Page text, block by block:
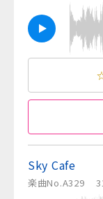
Sky Cafe
楽曲No.A329